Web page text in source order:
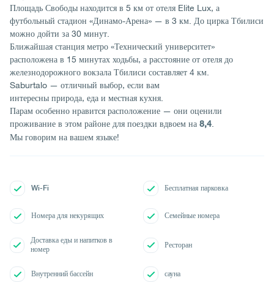
Площадь Свободы находится в 5 км от отеля Elite Lux, а
футбольный стадион «Динамо-Арена» — в 3 км. До цирка Тбилиси
можно дойти за 30 минут.
Ближайшая станция метро «Технический университет»
расположена в 15 минутах ходьбы, а расстояние от отеля до
железнодорожного вокзала Тбилиси составляет 4 км.
Saburtalo — отличный выбор, если вам
интересны природа, еда и местная кухня.
Парам особенно нравится расположение — они оценили
проживание в этом районе для поездки вдвоем на 8,4
Мы говорим на вашем языке!
Wi-Fi Бесплатная парковка
Номера для некурящих Семейные номера
Доставка еды и напитков в
номер
Ресторан
Внутренний бассейн сауна